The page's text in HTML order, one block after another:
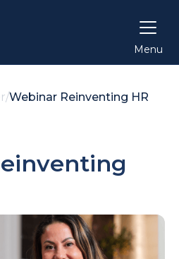
Menu
/Webinar Reinventing HR